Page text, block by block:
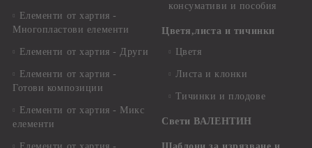
Елементи от хартия -
Многопластови елементи
Елементи от хартия - Други
Елементи от хартия -
Готови композиции
Елементи от хартия - Микс
елементи
консумативи и пособия
Цветя,листа и тичинки
Цветя
Листа и клонки
Тичинки и плодове
Свети ВАЛЕНТИН